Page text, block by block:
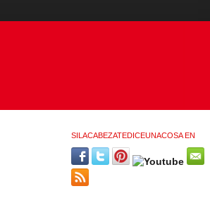
SILACABEZATEDICEUNACOSA EN